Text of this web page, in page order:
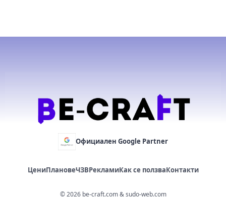
Официален Google Partner
ЦениПлановеЧЗВРекламиКак се ползваКонтакти
©2026be-craft.com & sudo-web.com